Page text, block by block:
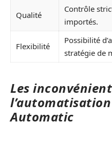
Qualité
Contrôle
importés.
Flexibilité
Possibilité
stratégie de
Les
l’automatisation
Automatic